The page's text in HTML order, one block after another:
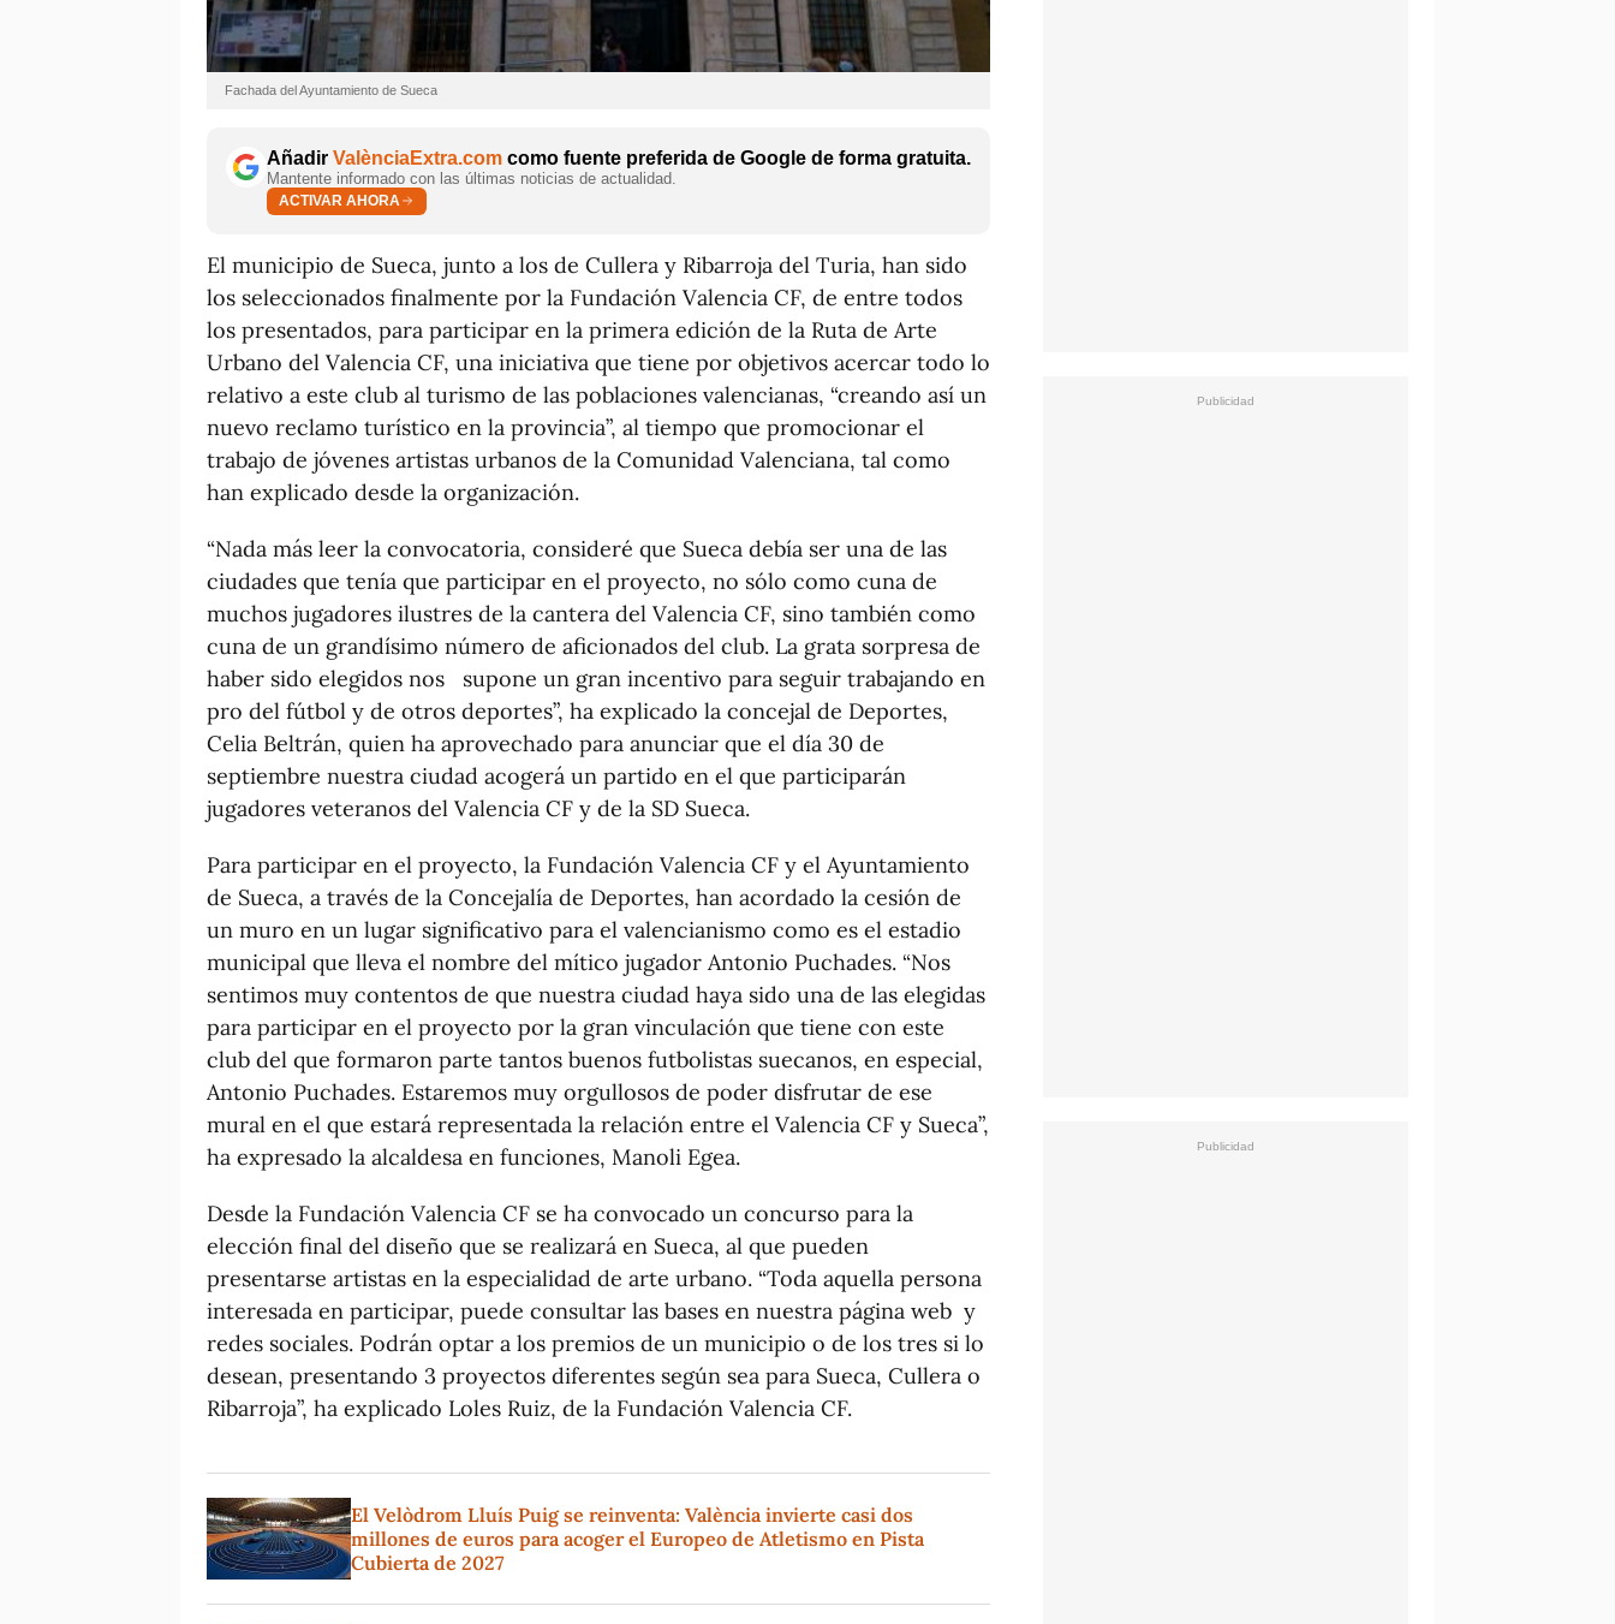
Fachada del Ayuntamiento de Sueca
Añadir ValènciaExtra.com como fuente preferida de Google de forma gratuita.
Mantente informado con las últimas noticias de actualidad.
ACTIVAR AHORA
El municipio de Sueca, junto a los de Cullera y Ribarroja del Turia, han sido
los seleccionados finalmente por la Fundación Valencia CF, de entre todos
los presentados, para participar en la primera edición de la Ruta de Arte
Urbano del Valencia CF, una iniciativa que tiene por objetivos acercar todo lo
relativo a este club al turismo de las poblaciones valencianas, “creando así un
nuevo reclamo turístico en la provincia”, al tiempo que promocionar el
trabajo de jóvenes artistas urbanos de la Comunidad Valenciana, tal como
han explicado desde la organización.
“Nada más leer la convocatoria, consideré que Sueca debía ser una de las
ciudades que tenía que participar en el proyecto, no sólo como cuna de
muchos jugadores ilustres de la cantera del Valencia CF, sino también como
cuna de un grandísimo número de aficionados del club. La grata sorpresa de
haber sido elegidos nos supone un gran incentivo para seguir trabajando en
pro del fútbol y de otros deportes”, ha explicado la concejal de Deportes,
Celia Beltrán, quien ha aprovechado para anunciar que el día 30 de
septiembre nuestra ciudad acogerá un partido en el que participarán
jugadores veteranos del Valencia CF y de la SD Sueca.
Para participar en el proyecto, la Fundación Valencia CF y el Ayuntamiento
de Sueca, a través de la Concejalía de Deportes, han acordado la cesión de
un muro en un lugar significativo para el valencianismo como es el estadio
municipal que lleva el nombre del mítico jugador Antonio Puchades. “Nos
sentimos muy contentos de que nuestra ciudad haya sido una de las elegidas
para participar en el proyecto por la gran vinculación que tiene con este
club del que formaron parte tantos buenos futbolistas suecanos, en especial,
Antonio Puchades. Estaremos muy orgullosos de poder disfrutar de ese
mural en el que estará representada la relación entre el Valencia CF y Sueca”,
ha expresado la alcaldesa en funciones, Manoli Egea.
Desde la Fundación Valencia CF se ha convocado un concurso para la
elección final del diseño que se realizará en Sueca, al que pueden
presentarse artistas en la especialidad de arte urbano. “Toda aquella persona
interesada en participar, puede consultar las bases en nuestra página web y
redes sociales. Podrán optar a los premios de un municipio o de los tres si lo
desean, presentando 3 proyectos diferentes según sea para Sueca, Cullera o
Ribarroja”, ha explicado Loles Ruiz, de la Fundación Valencia CF.
El Velòdrom Lluís Puig se reinventa: València invierte casi dos
millones de euros para acoger el Europeo de Atletismo en Pista
Cubierta de 2027